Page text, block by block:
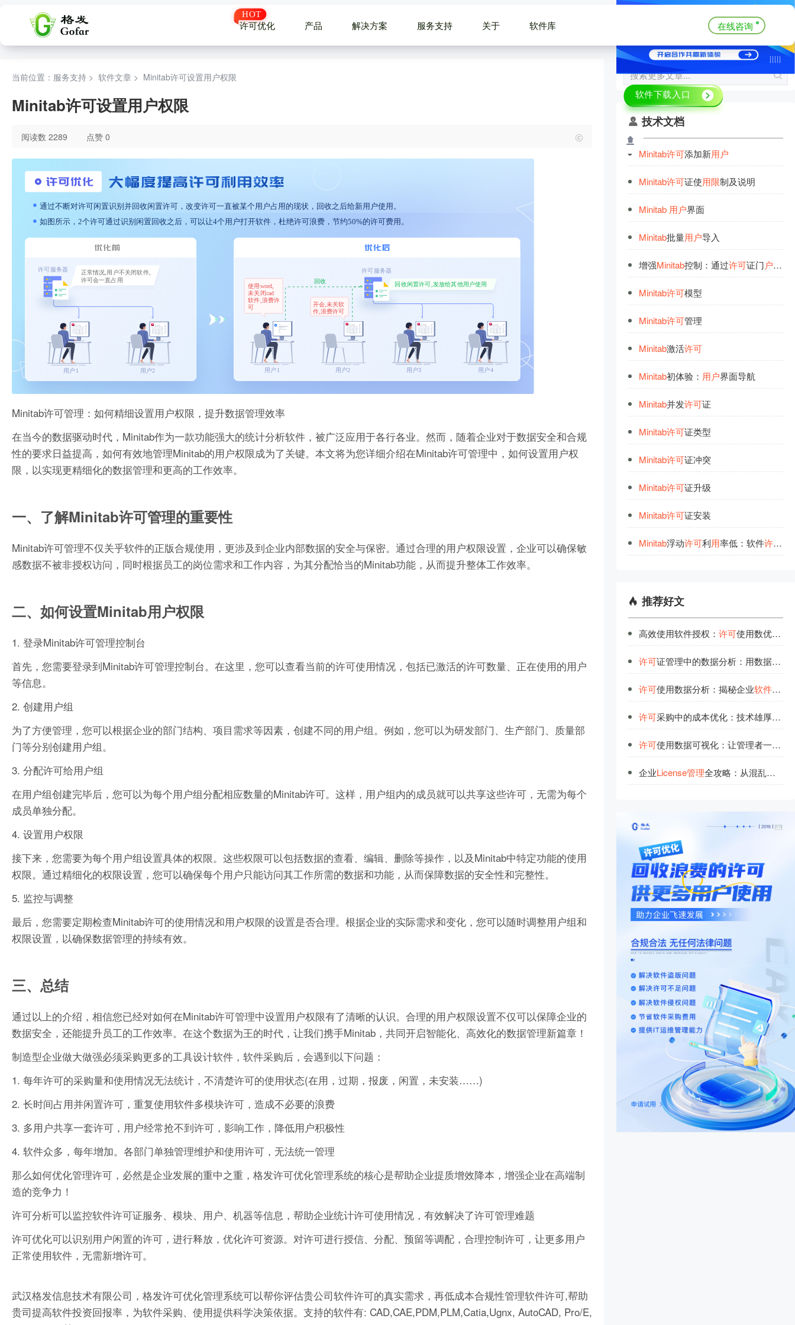
许可优化 产品 解决方案 服务支持 关于 软件库 在线咨询
当前位置：服务支持 > 软件文章 > Minitab许可设置用户权限
Minitab许可设置用户权限
阅读数 2289 点赞 0
Minitab许可管理：如何精细设置用户权限，提升数据管理效率
在当今的数据驱动时代，Minitab作为一款功能强大的统计分析软件，被广泛应用于各行各业。然而，随着企业对于数据安全和合规
性的要求日益提高，如何有效地管理Minitab的用户权限成为了关键。本文将为您详细介绍在Minitab许可管理中，如何设置用户权
限，以实现更精细化的数据管理和更高的工作效率。
一、了解Minitab许可管理的重要性
Minitab许可管理不仅关乎软件的正版合规使用，更涉及到企业内部数据的安全与保密。通过合理的用户权限设置，企业可以确保敏
感数据不被非授权访问，同时根据员工的岗位需求和工作内容，为其分配恰当的Minitab功能，从而提升整体工作效率。
二、如何设置Minitab用户权限
1. 登录Minitab许可管理控制台
首先，您需要登录到Minitab许可管理控制台。在这里，您可以查看当前的许可使用情况，包括已激活的许可数量、正在使用的用户
等信息。
2. 创建用户组
为了方便管理，您可以根据企业的部门结构、项目需求等因素，创建不同的用户组。例如，您可以为研发部门、生产部门、质量部
门等分别创建用户组。
3. 分配许可给用户组
在用户组创建完毕后，您可以为每个用户组分配相应数量的Minitab许可。这样，用户组内的成员就可以共享这些许可，无需为每个
成员单独分配。
4. 设置用户权限
接下来，您需要为每个用户组设置具体的权限。这些权限可以包括数据的查看、编辑、删除等操作，以及Minitab中特定功能的使用
权限。通过精细化的权限设置，您可以确保每个用户只能访问其工作所需的数据和功能，从而保障数据的安全性和完整性。
5. 监控与调整
最后，您需要定期检查Minitab许可的使用情况和用户权限的设置是否合理。根据企业的实际需求和变化，您可以随时调整用户组和
权限设置，以确保数据管理的持续有效。
三、总结
通过以上的介绍，相信您已经对如何在Minitab许可管理中设置用户权限有了清晰的认识。合理的用户权限设置不仅可以保障企业的
数据安全，还能提升员工的工作效率。在这个数据为王的时代，让我们携手Minitab，共同开启智能化、高效化的数据管理新篇章！
制造型企业做大做强必须采购更多的工具设计软件，软件采购后，会遇到以下问题：
1. 每年许可的采购量和使用情况无法统计，不清楚许可的使用状态(在用，过期，报废，闲置，未安装……)
2. 长时间占用并闲置许可，重复使用软件多模块许可，造成不必要的浪费
3. 多用户共享一套许可，用户经常抢不到许可，影响工作，降低用户积极性
4. 软件众多，每年增加。各部门单独管理维护和使用许可，无法统一管理
那么如何优化管理许可，必然是企业发展的重中之重，格发许可优化管理系统的核心是帮助企业提质增效降本，增强企业在高端制
造的竞争力！
许可分析可以监控软件许可证服务、模块、用户、机器等信息，帮助企业统计许可使用情况，有效解决了许可管理难题
许可优化可以识别用户闲置的许可，进行释放，优化许可资源。对许可进行授信、分配、预留等调配，合理控制许可，让更多用户
正常使用软件，无需新增许可。
武汉格发信息技术有限公司，格发许可优化管理系统可以帮你评估贵公司软件许可的真实需求，再低成本合规性管理软件许可,帮助
贵司提高软件投资回报率，为软件采购、使用提供科学决策依据。支持的软件有: CAD,CAE,PDM,PLM,Catia,Ugnx, AutoCAD, Pro/E,
技术文档
Minitab许可添加新用户
Minitab许可证使用限制及说明
Minitab 用户界面
Minitab批量用户导入
增强Minitab控制：通过许可证门户管理
Minitab许可模型
Minitab许可管理
Minitab激活许可
Minitab初体验： 用户界面导航
Minitab并发许可证
Minitab许可证类型
Minitab许可证冲突
Minitab许可证升级
Minitab许可证安装
Minitab浮动许可利用率低：软件许可
推荐好文
高效使用软件授权： 许可使用数优化的科学方法
许可证管理中的数据分析：用数据说话的管理智慧
许可使用数据分析：揭秘企业软件资产
许可采购中的成本优化：技术雄厚团队的实战经验
许可使用数据可视化：让管理者一目了然
企业License管理全攻略：从混乱到有序的蜕变